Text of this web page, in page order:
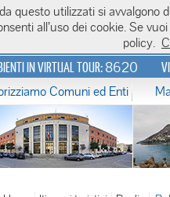
IN VIRTUAL TOUR:8620
Comuni ed Enti
questo utilizzati si
all’uso dei cookie. Se
policy.